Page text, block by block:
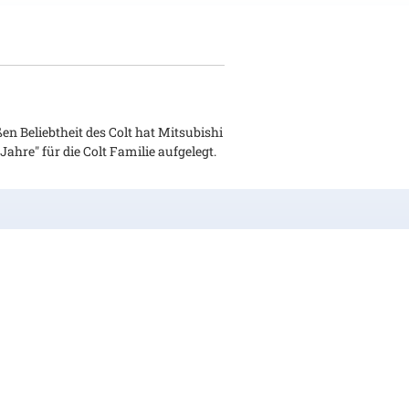
Beliebtheit des Colt hat Mitsubishi
für die Colt Familie aufgelegt.